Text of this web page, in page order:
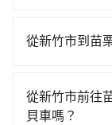
的新竹高鐵站
高鐵從新竹站
分鐘出站、等
對的時間彈性
公里再額外加
的花費預估為
從新竹市到苗
灣大車隊、
到車，也可考
從新竹市前往
貝車嗎？